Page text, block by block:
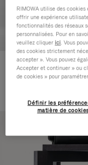
Never Still - Cuir Trousse
Toilette
RIMOWA utilise des
offrir une expérience
fonctionnalités des réseaux
personnalisées. Pour en
veuillez cliquer ici. Vous
des cookies strictement
accepter ». Vous pouvez
Accepter et continuer » ou
de cookies » pour
Définir les
matière de